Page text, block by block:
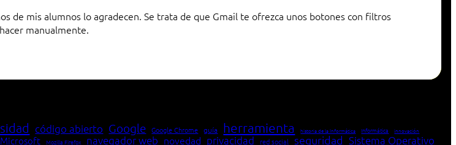
de mis alumnos lo agradecen. Se trata de que Gmail te ofrezca unos botones con filtros
manualmente.
código abierto Google Google Chrome guía herramienta historia de la Informática Informática innovación
Microsoft Mozilla Firefox navegador web novedad privacidad red social seguridad Sistema Operativo